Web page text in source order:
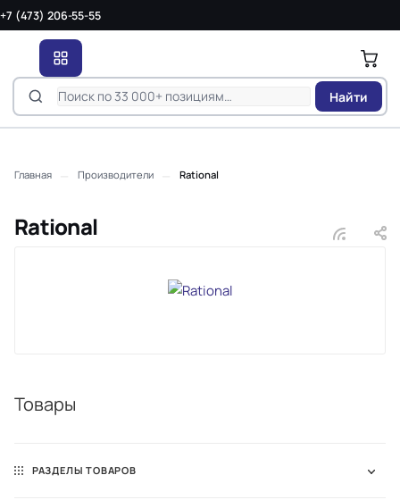
+7 (473) 206-55-55
Найти
Главная Производители Rational
Rational
Товары
РАЗДЕЛЫ ТОВАРОВ